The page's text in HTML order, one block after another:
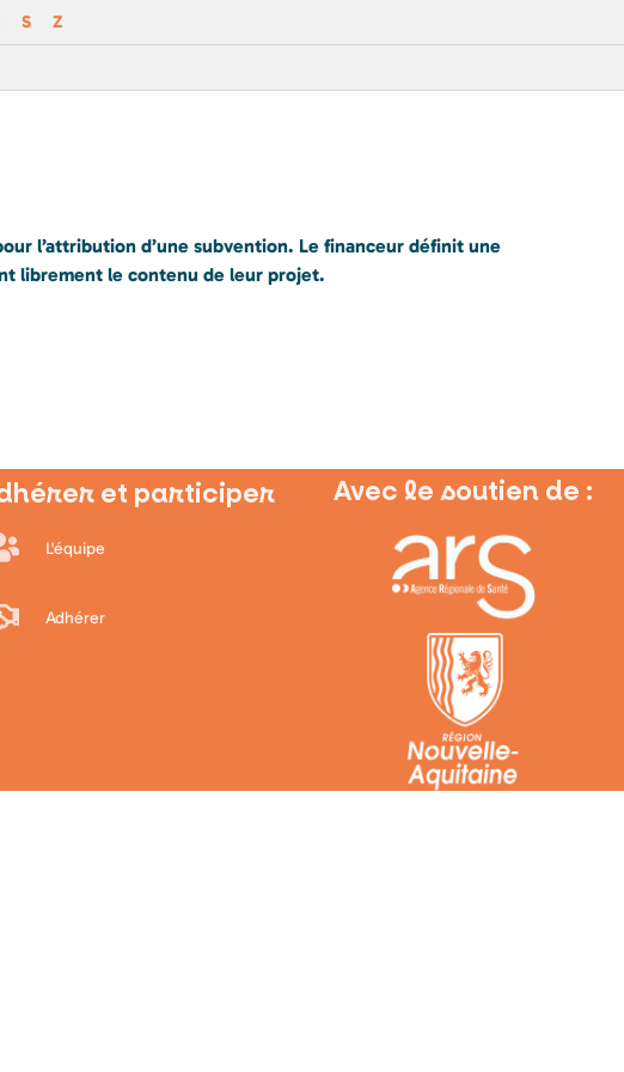
S Z
l’attribution d’une subvention. Le financeur définit une
librement le contenu de leur projet.
et participer
L'équipe
Adhérer
Avec le soutien de :